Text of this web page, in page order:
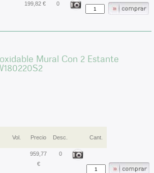
199,82 € 0
Mural Con 2 Estante
Vol. Precio Desc. Cant.
959,77
€
0